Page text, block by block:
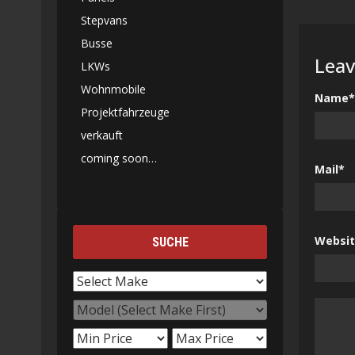
Name*
Mail*
Stepvans
Busse
LKWs
Wohnmobile
Projektfahrzeuge
verkauft
coming soon…
SUCHE